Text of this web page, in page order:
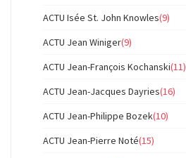
ACTU Isée St. John Knowles(9)
ACTU Jean Winiger(9)
ACTU Jean-François Kochanski(11)
ACTU Jean-Jacques Dayries(16)
ACTU Jean-Philippe Bozek(10)
ACTU Jean-Pierre Noté(15)